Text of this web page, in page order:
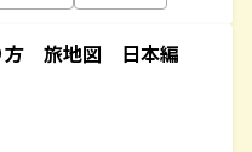
方 旅地図 日本編